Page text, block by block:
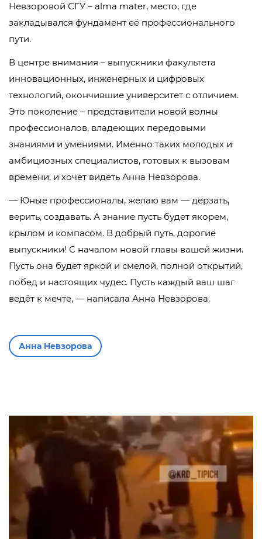
Невзоровой СГУ – alma mater, место, где
закладывался фундамент её профессионального
пути.
В центре внимания – выпускники факультета
инновационных, инженерных и цифровых
технологий, окончившие университет с отличием.
Это поколение – представители новой волны
профессионалов, владеющих передовыми
знаниями и умениями. Именно таких молодых и
амбициозных специалистов, готовых к вызовам
времени, и хочет видеть Анна Невзорова.
— Юные профессионалы, желаю вам — дерзать,
верить, создавать. А знание пусть будет якорем,
крылом и компасом. В добрый путь, дорогие
выпускники! С началом новой главы вашей жизни.
Пусть она будет яркой и смелой, полной открытий,
побед и настоящих чудес. Пусть каждый ваш шаг
ведёт к мечте, — написала Анна Невзорова.
Анна Невзорова